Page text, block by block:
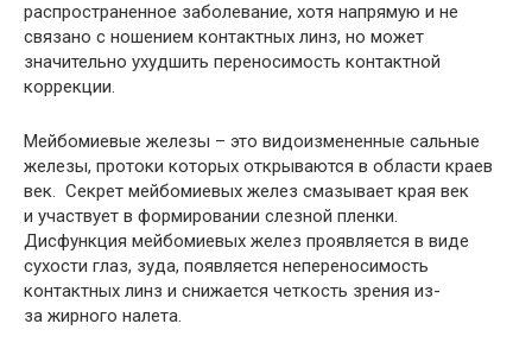
распространенное заболевание, хотя напрямую и не
связано с ношением контактных линз, но может
значительно ухудшить переносимость контактной
коррекции.
Мейбомиевые железы – это видоизмененные сальные
железы, протоки которых открываются в области краев
век. Секрет мейбомиевых желез смазывает края век
и участвует в формировании слезной пленки.
Дисфункция мейбомиевых желез проявляется в виде
сухости глаз, зуда, появляется непереносимость
контактных линз и снижается четкость зрения из-
за жирного налета.